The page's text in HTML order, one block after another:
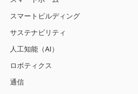
スマートビルディング
サステナビリティ
人工知能（AI）
ロボティクス
通信